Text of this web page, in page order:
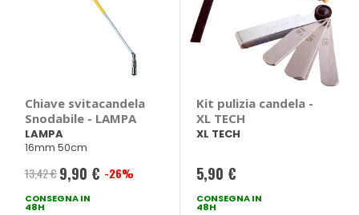
Chiave svitacandela
Snodabile - LAMPA
LAMPA
16mm 50cm
13,42 € Prezzo
speciale
9,90 € -26%
CONSEGNA IN
48H
Kit pulizia candela -
XL TECH
XL TECH
5,90 €
CONSEGNA IN
48H